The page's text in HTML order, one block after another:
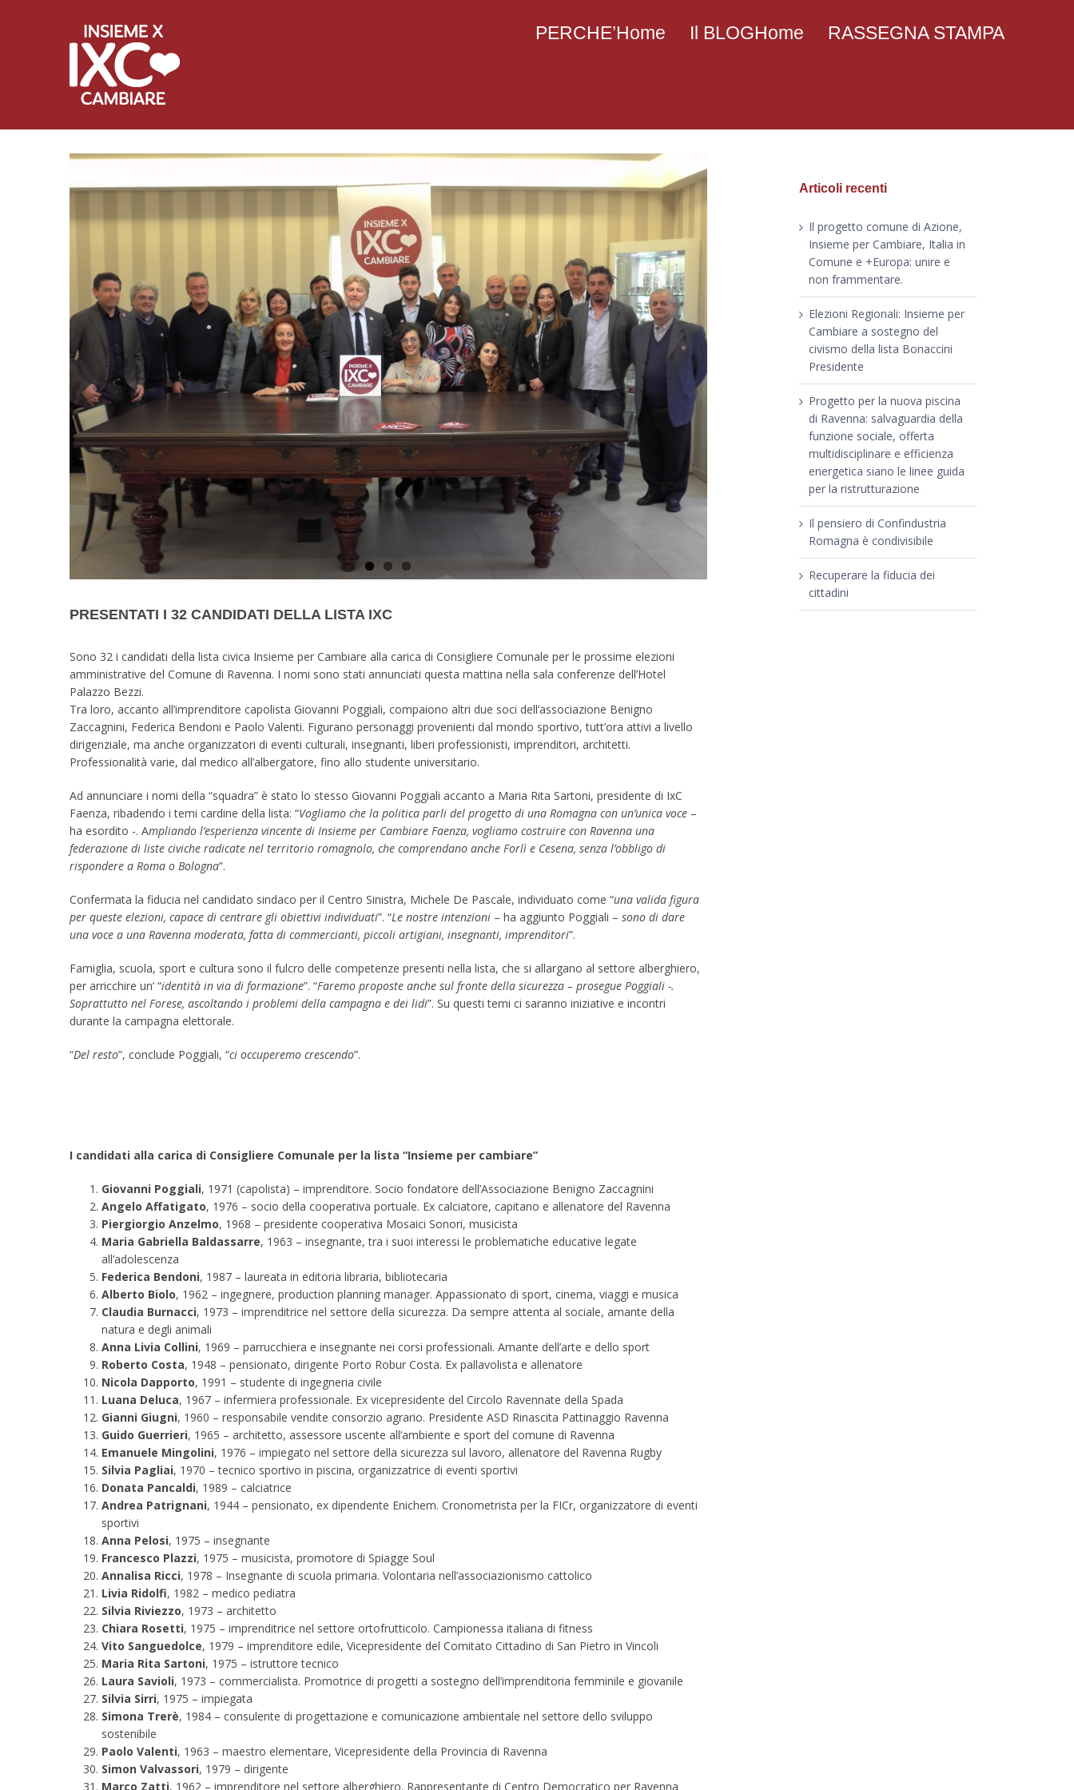
PERCHE’Home Il BLOGHome RASSEGNA STAMPA
PRESENTATI I 32 CANDIDATI DELLA LISTA IXC
Sono 32 i candidati della lista civica Insieme per Cambiare alla carica di Consigliere Comunale per le prossime elezioni
amministrative del Comune di Ravenna. I nomi sono stati annunciati questa mattina nella sala conferenze dell’Hotel
Palazzo Bezzi.
Tra loro, accanto all’imprenditore capolista Giovanni Poggiali, compaiono altri due soci dell’associazione Benigno
Zaccagnini, Federica Bendoni e Paolo Valenti. Figurano personaggi provenienti dal mondo sportivo, tutt’ora attivi a livello
dirigenziale, ma anche organizzatori di eventi culturali, insegnanti, liberi professionisti, imprenditori, architetti.
Professionalità varie, dal medico all’albergatore, fino allo studente universitario.
Ad annunciare i nomi della “squadra” è stato lo stesso Giovanni Poggiali accanto a Maria Rita Sartoni, presidente di IxC
Faenza, ribadendo i temi cardine della lista: “Vogliamo che la politica parli del progetto di una Romagna con un’unica voce –
ha esordito -. Ampliando l’esperienza vincente di Insieme per Cambiare Faenza, vogliamo costruire con Ravenna una
federazione di liste civiche radicate nel territorio romagnolo, che comprendano anche Forlì e Cesena, senza l’obbligo di
rispondere a Roma o Bologna”.
Confermata la fiducia nel candidato sindaco per il Centro Sinistra, Michele De Pascale, individuato come “una valida figura
per queste elezioni, capace di centrare gli obiettivi individuati”. “Le nostre intenzioni – ha aggiunto Poggiali – sono di dare
una voce a una Ravenna moderata, fatta di commercianti, piccoli artigiani, insegnanti, imprenditori”.
Famiglia, scuola, sport e cultura sono il fulcro delle competenze presenti nella lista, che si allargano al settore alberghiero,
per arricchire un’ “identità in via di formazione”. “Faremo proposte anche sul fronte della sicurezza – prosegue Poggiali -.
Soprattutto nel Forese, ascoltando i problemi della campagna e dei lidi”. Su questi temi ci saranno iniziative e incontri
durante la campagna elettorale.
“Del resto”, conclude Poggiali, “ci occuperemo crescendo”.
I candidati alla carica di Consigliere Comunale per la lista “Insieme per cambiare”
Giovanni Poggiali, 1971 (capolista) – imprenditore. Socio fondatore dell’Associazione Benigno Zaccagnini
Angelo Affatigato, 1976 – socio della cooperativa portuale. Ex calciatore, capitano e allenatore del Ravenna
Piergiorgio Anzelmo, 1968 – presidente cooperativa Mosaici Sonori, musicista
Maria Gabriella Baldassarre, 1963 – insegnante, tra i suoi interessi le problematiche educative legate
all’adolescenza
Federica Bendoni, 1987 – laureata in editoria libraria, bibliotecaria
Alberto Biolo, 1962 – ingegnere, production planning manager. Appassionato di sport, cinema, viaggi e musica
Claudia Burnacci, 1973 – imprenditrice nel settore della sicurezza. Da sempre attenta al sociale, amante della
natura e degli animali
Anna Livia Collini, 1969 – parrucchiera e insegnante nei corsi professionali. Amante dell’arte e dello sport
Roberto Costa, 1948 – pensionato, dirigente Porto Robur Costa. Ex pallavolista e allenatore
Nicola Dapporto, 1991 – studente di ingegneria civile
Luana Deluca, 1967 – infermiera professionale. Ex vicepresidente del Circolo Ravennate della Spada
Gianni Giugni, 1960 – responsabile vendite consorzio agrario. Presidente ASD Rinascita Pattinaggio Ravenna
Guido Guerrieri, 1965 – architetto, assessore uscente all’ambiente e sport del comune di Ravenna
Emanuele Mingolini, 1976 – impiegato nel settore della sicurezza sul lavoro, allenatore del Ravenna Rugby
Silvia Pagliai, 1970 – tecnico sportivo in piscina, organizzatrice di eventi sportivi
Donata Pancaldi, 1989 – calciatrice
Andrea Patrignani, 1944 – pensionato, ex dipendente Enichem. Cronometrista per la FICr, organizzatore di eventi
sportivi
Anna Pelosi, 1975 – insegnante
Francesco Plazzi, 1975 – musicista, promotore di Spiagge Soul
Annalisa Ricci, 1978 – Insegnante di scuola primaria. Volontaria nell’associazionismo cattolico
Livia Ridolfi, 1982 – medico pediatra
Silvia Riviezzo, 1973 – architetto
Chiara Rosetti, 1975 – imprenditrice nel settore ortofrutticolo. Campionessa italiana di fitness
Vito Sanguedolce, 1979 – imprenditore edile, Vicepresidente del Comitato Cittadino di San Pietro in Vincoli
Maria Rita Sartoni, 1975 – istruttore tecnico
Laura Savioli, 1973 – commercialista. Promotrice di progetti a sostegno dell’imprenditoria femminile e giovanile
Silvia Sirri, 1975 – impiegata
Simona Trerè, 1984 – consulente di progettazione e comunicazione ambientale nel settore dello sviluppo
sostenibile
Paolo Valenti, 1963 – maestro elementare, Vicepresidente della Provincia di Ravenna
Simon Valvassori, 1979 – dirigente
Marco Zatti, 1962 – imprenditore nel settore alberghiero. Rappresentante di Centro Democratico per Ravenna
Articoli recenti
Il progetto comune di Azione,
Insieme per Cambiare, Italia in
Comune e +Europa: unire e
non frammentare.
Elezioni Regionali: Insieme per
Cambiare a sostegno del
civismo della lista Bonaccini
Presidente
Progetto per la nuova piscina
di Ravenna: salvaguardia della
funzione sociale, offerta
multidisciplinare e efficienza
energetica siano le linee guida
per la ristrutturazione
Il pensiero di Confindustria
Romagna è condivisibile
Recuperare la fiducia dei
cittadini